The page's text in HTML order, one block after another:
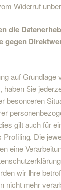
Widerruf
die
gegen
auf Grundlage
haben Sie
besonderen
gilt auch für
Die
eine
wir Ihre
nicht mehr